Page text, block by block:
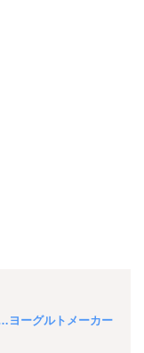
ヨーグルトメーカー